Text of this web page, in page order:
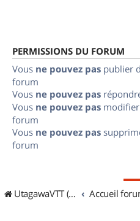
PERMISSIONS DU FORUM
Vous ne pouvez pas publier
forum
Vous ne pouvez pas
Vous ne pouvez pas modifier
forum
Vous ne pouvez pas
forum
UtagawaVTT (Randos VTT et VTTAE avec traces GPS) Accueil